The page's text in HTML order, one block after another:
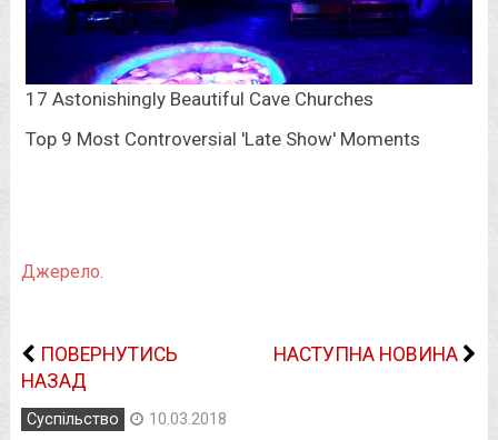
Джерело.
ПОВЕРНУТИСЬ
НАЗАД
НАСТУПНА НОВИНА
Суспільство 10.03.2018